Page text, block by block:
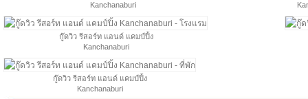
Kanchanaburi
กู๊ดวิว รีสอร์ท แอนด์ แคมป์ปิ้ง
Kanchanaburi
กู๊ดวิว รีสอร์ท แอนด์ แคมป์ปิ้ง
Kanchanaburi